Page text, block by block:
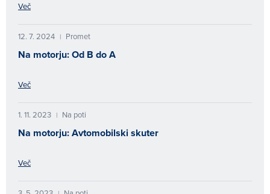
Več
12. 7. 2024 | Promet
Na motorju: Od B do A
Več
1. 11. 2023 | Na poti
Na motorju: Avtomobilski skuter
Več